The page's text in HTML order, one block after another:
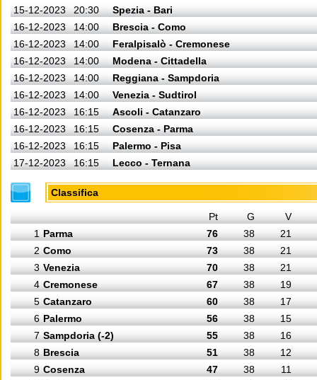
15-12-2023 20:30
Spezia - Bari
16-12-2023
14:00
Brescia - Como
16-12-2023
14:00
Feralpisalò - Cremonese
16-12-2023
14:00
Modena - Cittadella
16-12-2023
14:00
Reggiana - Sampdoria
16-12-2023
14:00
Venezia - Sudtirol
16-12-2023
16:15
Ascoli - Catanzaro
16-12-2023
16:15
Cosenza - Parma
16-12-2023
16:15
Palermo - Pisa
17-12-2023
16:15 Lecco - Ternana
Classifica
Pt G
V
1 Parma 76 38
21
2 Como 73 38
21
3 Venezia 70 38
21
4 Cremonese 67 38
19
5 Catanzaro 60 38
17
6 Palermo 56 38
15
7 Sampdoria (-2) 55 38
16
8 Brescia 51 38
12
9 Cosenza 47 38
11